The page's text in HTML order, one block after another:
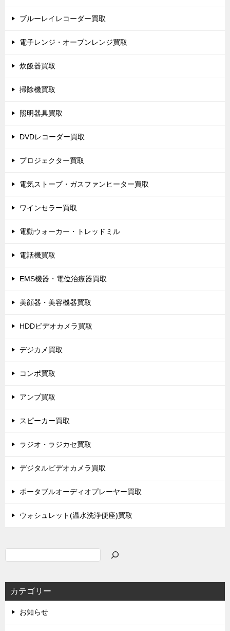
ブルーレイレコーダー買取
電子レンジ・オーブンレンジ買取
炊飯器買取
掃除機買取
照明器具買取
DVDレコーダー買取
プロジェクター買取
電気ストーブ・ガスファンヒーター買取
ワインセラー買取
電動ウォーカー・トレッドミル
電話機買取
EMS機器・電位治療器買取
美顔器・美容機器買取
HDDビデオカメラ買取
デジカメ買取
コンポ買取
アンプ買取
スピーカー買取
ラジオ・ラジカセ買取
デジタルビデオカメラ買取
ポータブルオーディオプレーヤー買取
ウォシュレット(温水洗浄便座)買取
カテゴリー
お知らせ